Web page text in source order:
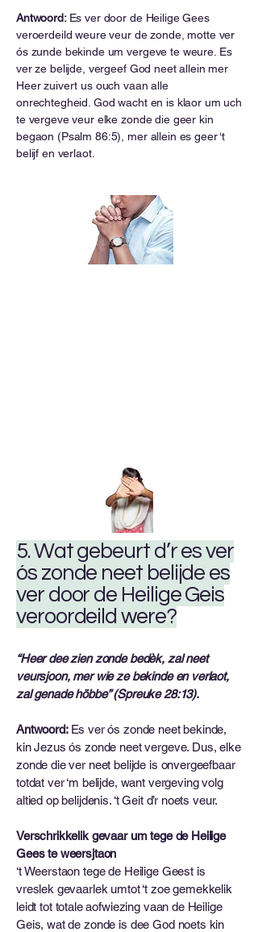
Antwoord: Es ver door de Heilige Gees
veroerdeild weure veur de zonde, motte ver
ós zunde bekinde um vergeve te weure. Es
ver ze belijde, vergeef God neet allein mer
Heer zuivert us ouch vaan alle
onrechtegheid. God wacht en is klaor um uch
te vergeve veur elke zonde die geer kin
begaon (Psalm 86:5), mer allein es geer ‘t
belijf en verlaot.
5. Wat gebeurt d’r es ver
ós zonde neet belijde es
ver door de Heilige Geis
veroordeild were?
“Heer dee zien zonde bedèk, zal neet
veursjoon, mer wie ze bekinde en verlaot,
zal genade höbbe” (Spreuke 28:13).
Antwoord: Es ver ós zonde neet bekinde,
kin Jezus ós zonde neet vergeve. Dus, elke
zonde die ver neet belijde is onvergeefbaar
totdat ver ‘m belijde, want vergeving volg
altied op belijdenis. ‘t Geit d’r noets veur.
Verschrikkelik gevaar um tege de Heilige
Gees te weersjtaon
‘t Weerstaon tege de Heilige Geest is
vreslek gevaarlek umtot ‘t zoe gemekkelik
leidt tot totale aofwiezing vaan de Heilige
Geis, wat de zonde is dee God noets kin